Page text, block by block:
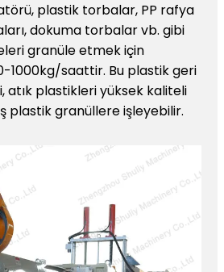
plastik torbalar, PP rafya
dokuma torbalar vb. gibi
granüle etmek için
1000kg/saattir. Bu plastik geri
atık plastikleri yüksek kaliteli
plastik granüllere işleyebilir.